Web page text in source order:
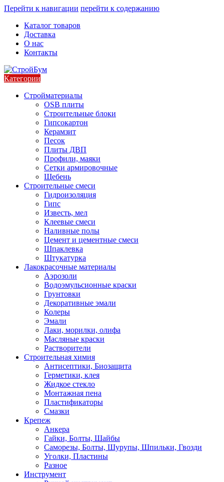
Перейти к навигации перейти к содержанию
Каталог товаров
Доставка
О нас
Контакты
Категории
Стройматериалы
OSB плиты
Строительные блоки
Гипсокартон
Керамзит
Песок
Плиты ДВП
Профили, маяки
Сетки армировочные
Щебень
Строительные смеси
Гидроизоляция
Гипс
Известь, мел
Клеевые смеси
Наливные полы
Цемент и цементные смеси
Шпаклевка
Штукатурка
Лакокрасочные материалы
Аэрозоли
Водоэмульсионные краски
Грунтовки
Декоративные эмали
Колеры
Эмали
Лаки, морилки, олифа
Масляные краски
Растворители
Строительная химия
Антисептики, Биозащита
Герметики, клея
Жидкое стекло
Монтажная пена
Пластификаторы
Смазки
Крепеж
Анкера
Гайки, Болты, Шайбы
Саморезы, Болты, Шурупы, Шпильки, Гвозди
Уголки, Пластины
Разное
Инструмент